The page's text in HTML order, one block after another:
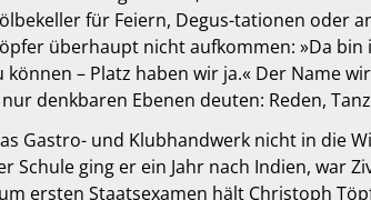
für Feiern, Degus-tationen oder
überhaupt nicht aufkommen: »Da
– Platz haben wir ja.« Der Name
denkbaren Ebenen deuten: Reden,
Gastro- und Klubhandwerk nicht in die
Schule ging er ein Jahr nach Indien, war
ersten Staatsexamen hält Christoph